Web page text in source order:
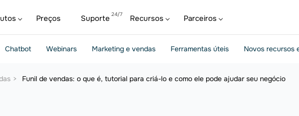
Preços Suporte Recursos Parceiros
Chatbot Webinars Marketing e vendas Ferramentas úteis Novos recursos
Funil de vendas: o que é, tutorial para criá-lo e como ele pode ajudar seu negócio